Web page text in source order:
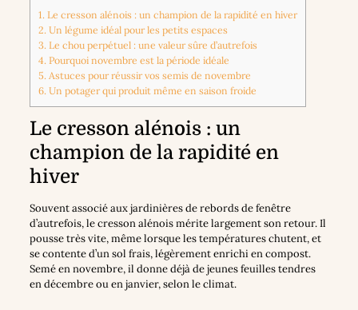
1.Le cresson alénois : un champion de la rapidité en hiver
2.Un légume idéal pour les petits espaces
3.Le chou perpétuel : une valeur sûre d’autrefois
4.Pourquoi novembre est la période idéale
5.Astuces pour réussir vos semis de novembre
6.Un potager qui produit même en saison froide
Le cresson alénois : un
champion de la rapidité en
hiver
Souvent associé aux jardinières de rebords de fenêtre
d’autrefois, le cresson alénois mérite largement son retour. Il
pousse très vite, même lorsque les températures chutent, et
se contente d’un sol frais, légèrement enrichi en compost.
Semé en novembre, il donne déjà de jeunes feuilles tendres
en décembre ou en janvier, selon le climat.